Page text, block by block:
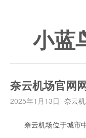
小蓝
奈云机场官网
2025年1月13日 奈云
奈云机场位于城市中